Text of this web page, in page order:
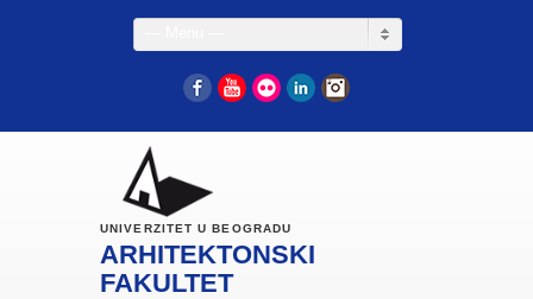
FacebookYouTube
Flickr LinkedIn
UNIVERZITET U BEOGRADU
ARHITEKTONSKI
FAKULTET